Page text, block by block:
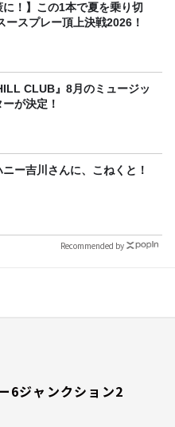
に！】この1本で夏を乗り切
ースプレー頂上決戦2026！
CLUB』8月のミュージッ
が決定！
ー吉川さんに、こねくと！
Recommended by
6ジャンクション2